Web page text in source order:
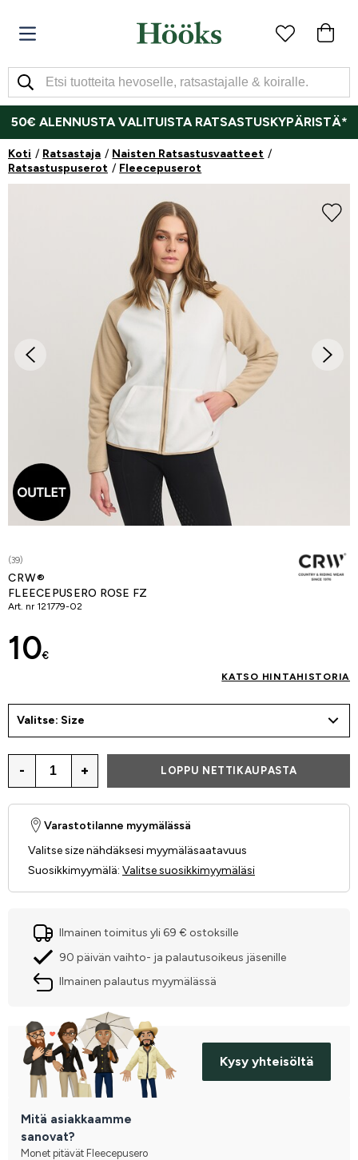
50€ ALENNUSTA VALITUISTA RATSASTUSKYPÄRISTÄ*
Koti Ratsastaja
Naisten Ratsastusvaatteet
Ratsastuspuserot
Fleecepuserot
(39)
CRW®
FLEECEPUSERO ROSE FZ
Art. nr 121779-02
10€
KATSO HINTAHISTORIA
Valitse: Size
- + LOPPU NETTIKAUPASTA
Varastotilanne myymälässä
Valitse size nähdäksesi myymäläsaatavuus
Suosikkimyymälä: Valitse suosikkimyymäläsi
Ilmainen toimitus yli 69 € ostoksille
90 päivän vaihto- ja palautusoikeus jäsenille
Ilmainen palautus myymälässä
Kysy yhteisöltä
Mitä asiakkaamme
sanovat?
Monet pitävät Fleecepusero